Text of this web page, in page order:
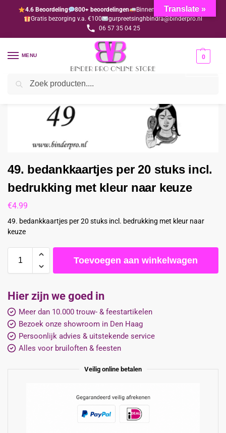
4.6 Beoordeling 800+ beoordelingen
Binnen 1-3 dagen geleverd
Gratis bezorging v.a. €100
gurpreetsinghbindra@binderpro.nl
06 57 35 04 25
MENU 0
Home Bedankjesafdeling
49. bedankkaartjes per 20 stuks incl.
bedrukking met kleur naar keuze
€4.99
49. bedankkaartjes per 20 stuks incl. bedrukking met kleur naar
keuze
Toevoegen aan winkelwagen
Hier zijn we goed in
Meer dan 10.000 trouw- & feestartikelen
Bezoek onze showroom in Den Haag
Persoonlijk advies & uitstekende service
Alles voor bruiloften & feesten
Veilig online betalen
Translate »